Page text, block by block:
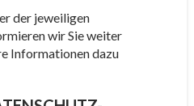
der jeweiligen
wir Sie weiter
Informationen dazu